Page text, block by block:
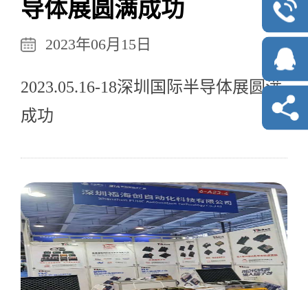
导体展圆满成功
2023年06月15日
2023.05.16-18深圳国际半导体展圆满
成功